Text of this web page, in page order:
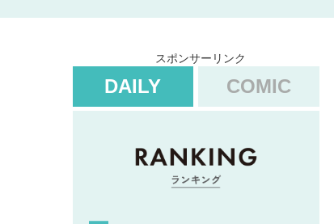
スポンサーリンク
DAILY COMIC